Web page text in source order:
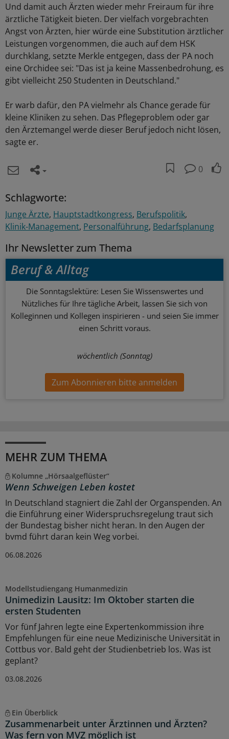
Und damit auch Ärzten wieder mehr Freiraum für ihre
ärztliche Tätigkeit bieten. Der vielfach vorgebrachten
Angst von Ärzten, hier würde eine Substitution ärztlicher
Leistungen vorgenommen, die auch auf dem HSK
durchklang, setzte Merkle entgegen, dass der PA noch
eine Orchidee sei: "Das ist ja keine Massenbedrohung, es
gibt vielleicht 250 Studenten in Deutschland."
Er warb dafür, den PA vielmehr als Chance gerade für
kleine Kliniken zu sehen. Das Pflegeproblem oder gar
den Ärztemangel werde dieser Beruf jedoch nicht lösen,
sagte er.
0
Schlagworte:
Junge Ärzte Hauptstadtkongress Berufspolitik
Klinik-Management Personalführung Bedarfsplanung
Ihr Newsletter zum Thema
Beruf & Alltag
Die Sonntagslektüre: Lesen Sie Wissenswertes und
Nützliches für Ihre tägliche Arbeit, lassen Sie sich von
Kolleginnen und Kollegen inspirieren - und seien Sie immer
einen Schritt voraus.
wöchentlich (Sonntag)
Zum Abonnieren bitte anmelden
MEHR ZUM THEMA
Kolumne „Hörsaalgeflüster“
Wenn Schweigen Leben kostet
In Deutschland stagniert die Zahl der Organspenden. An
die Einführung einer Widerspruchsregelung traut sich
der Bundestag bisher nicht heran. In den Augen der
bvmd führt daran kein Weg vorbei.
06.08.2026
Modellstudiengang Humanmedizin
Unimedizin Lausitz: Im Oktober starten die
ersten Studenten
Vor fünf Jahren legte eine Expertenkommission ihre
Empfehlungen für eine neue Medizinische Universität in
Cottbus vor. Bald geht der Studienbetrieb los. Was ist
geplant?
03.08.2026
Ein Überblick
Zusammenarbeit unter Ärztinnen und Ärzten?
Was fern von MVZ möglich ist